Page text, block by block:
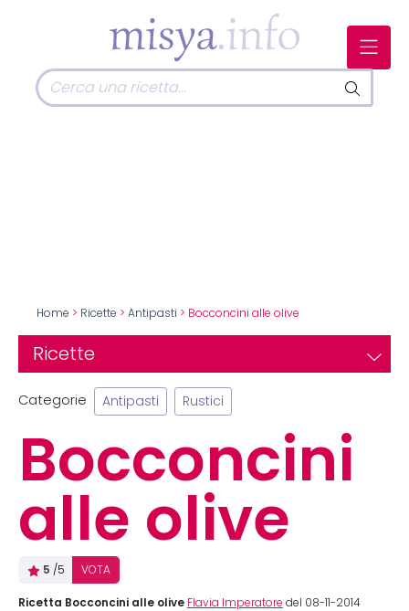
Home > Ricette > Antipasti > Bocconcini alle olive
Ricette
Categorie Antipasti Rustici
Bocconcini
alle olive
5 /5 VOTA
Ricetta Bocconcini alle olive Flavia Imperatore del 08-11-2014